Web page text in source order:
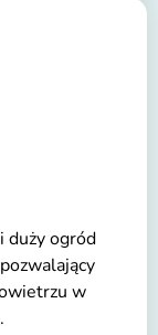
duży ogród
w